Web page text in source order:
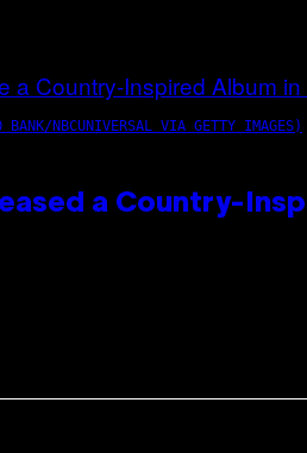
BANK/NBCUNIVERSAL VIA GETTY IMAGES)
a Country-